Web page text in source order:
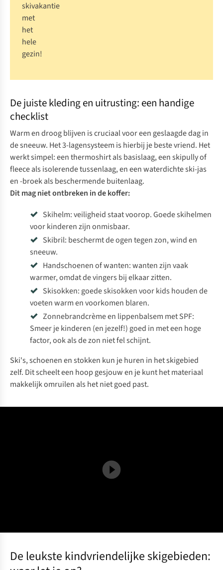
skivakantie
met
het
hele
gezin!
De juiste kleding en uitrusting: een handige
checklist
Warm en droog blijven is cruciaal voor een geslaagde dag in
de sneeuw. Het 3-lagensysteem is hierbij je beste vriend. Het
werkt simpel: een thermoshirt als basislaag, een skipully of
fleece als isolerende tussenlaag, en een waterdichte ski-jas
en -broek als beschermende buitenlaag.
Dit mag niet ontbreken in de koffer:
Skihelm: veiligheid staat voorop. Goedeskihelmen
voor kinderenzijn onmisbaar.
Skibril: beschermt de ogen tegen zon, wind en
sneeuw.
Handschoenen of wanten: wanten zijn vaak
warmer, omdat de vingers bij elkaar zitten.
Skisokken: goedeskisokken voor kids houden de
voeten warm en voorkomen blaren.
Zonnebrandcrème en lippenbalsem met SPF:
Smeer je kinderen (en jezelf!) goed in met een hoge
factor, ook als de zon niet fel schijnt.
Ski's, schoenen en stokken kun je huren in het skigebied
zelf. Dit scheelt een hoop gesjouw en je kunt het materiaal
makkelijk omruilen als het niet goed past.
De leukste kindvriendelijke skigebieden: